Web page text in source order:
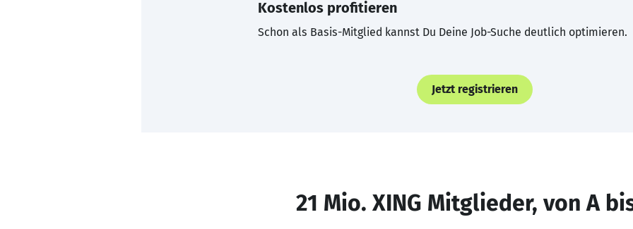
Kostenlos profitieren
Schon als Basis-Mitglied kannst Du Deine Job-Suche deutlich optimieren.
Jetzt registrieren
21 Mio. XING Mitglieder, von A